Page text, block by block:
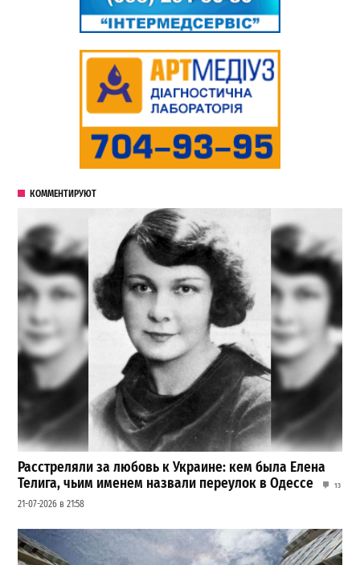
КОММЕНТИРУЮТ
Расстреляли за любовь к Украине: кем была Елена
Телига, чьим именем назвали переулок в Одессе
13
21-07-2026 в 21:58